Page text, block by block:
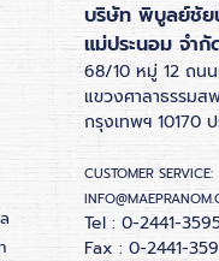
บริษัท พิบูลย์ชัย
แม่ประนอม จำกั
68/10 หมู่ 12 ถน
แขวงศาลาธรรม
กรุงเทพฯ 10170 ป
CUSTOMER SERVICE:
Tel : 0-2441-
Fax : 0-2441-